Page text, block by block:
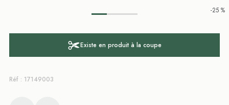
-25 %
Existe en produit à la coupe
Réf : 17149003